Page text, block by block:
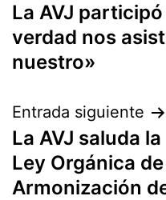
de
entradas
La AVJ
verdad nos
nuestro»
Entrada siguiente
La AVJ saluda
Ley Orgánica
Armonización